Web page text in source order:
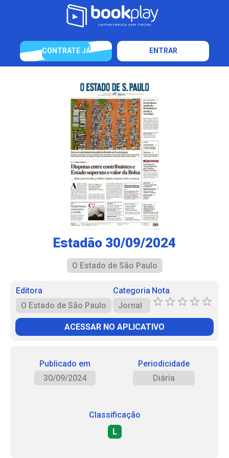
CONTRATE JÁ ENTRAR
Estadão 30/09/2024
O Estado de São Paulo
Editora
O Estado de São Paulo
Categoria
Jornal
Nota
ACESSAR NO APLICATIVO
Publicado em
30/09/2024
Periodicidade
Diária
Classificação
L